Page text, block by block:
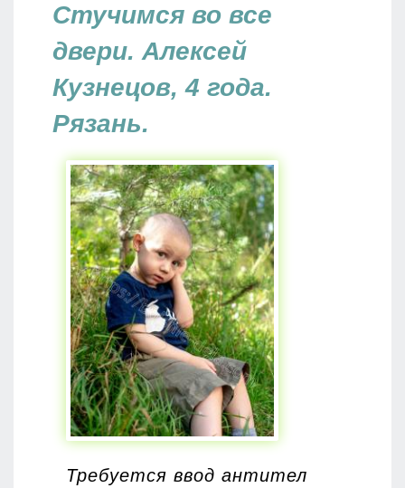
Стучимся во все
двери. Алексей
Кузнецов, 4 года.
Рязань.
Требуется ввод антител